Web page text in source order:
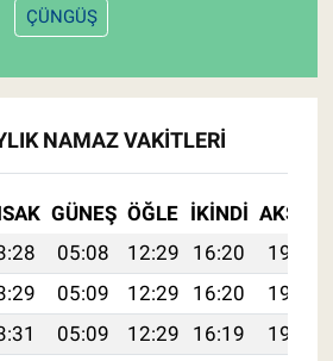
ÇÜNGÜŞ
NAMAZ VAKITLERI
GÜNEŞ ÖĞLE İKINDI AKŞAM
05:08 12:29 16:20
19:40
05:09 12:29 16:20
19:39
05:09 12:29 16:19
19:39